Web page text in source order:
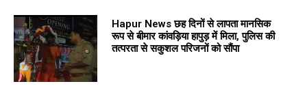
Hapur News छह दिनों से लापता मानसिक
रूप से बीमार कांवड़िया हापुड़ में मिला, पुलिस की
तत्परता से सकुशल परिजनों को सौंपा